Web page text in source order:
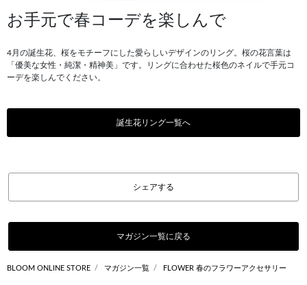
お手元で春コーデを楽しんで
4月の誕生花、桜をモチーフにした愛らしいデザインのリング。桜の花言葉は
「優美な女性・純潔・精神美」です。リングに合わせた桜色のネイルで手元コ
ーデを楽しんでください。
誕生花リング一覧へ
シェアする
マガジン一覧に戻る
BLOOM ONLINE STORE マガジン一覧 FLOWER 春のフラワーアクセサリー